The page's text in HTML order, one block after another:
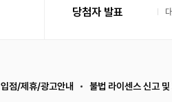
당첨자 발표
입점/제휴/광고안내 불법 라이센스 신고 및